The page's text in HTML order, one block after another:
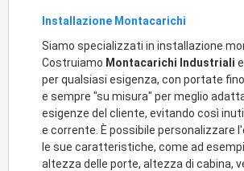
Installazione Montacarichi
Siamo specializzati in installazione
Costruiamo Montacarichi Industriali
per qualsiasi esigenza, con portate fino
e sempre "su misura" per meglio
esigenze del cliente, evitando così
e corrente. È possibile personalizzare
le sue caratteristiche, come ad
altezza delle porte, altezza di cabina,